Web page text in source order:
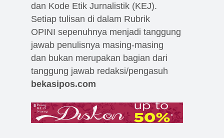
dan Kode Etik Jurnalistik (KEJ).
Setiap tulisan di dalam Rubrik
OPINI sepenuhnya menjadi tanggung
jawab penulisnya masing-masing
dan bukan merupakan bagian dari
tanggung jawab redaksi/pengasuh
bekasipos.com